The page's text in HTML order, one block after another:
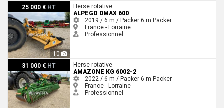
25 000 € HT
10
Alpego Dmax 600
Herse rotative
ALPEGO DMAX 600
2019 / 6 m / Packer 6 m Packer
France - Lorraine
Professionnel
31 000 € HT
Amazone Kg 6002-2
Herse rotative
AMAZONE KG 6002-2
2022 / 6 m / Packer 6 m Packer
France - Lorraine
Professionnel